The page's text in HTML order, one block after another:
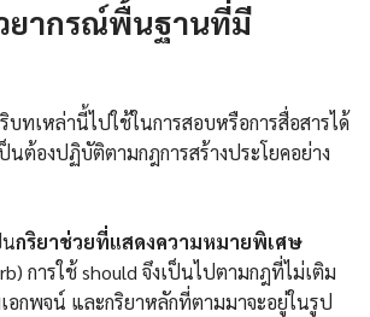
วยากรณ์พื้นฐานที่มี
บทเหล่านี้ไปใช้ในการสอบหรือการสื่อสารได้
ป็นต้องปฏิบัติตามกฎการสร้างประโยคอย่าง
นกริยาช่วยที่แสดงความหมายพิเศษ
การใช้ should จึงเป็นไปตามกฎที่ไม่เติม
อกพจน์ และกริยาหลักที่ตามมาจะอยู่ในรูป